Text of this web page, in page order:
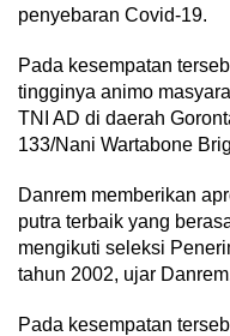
penyebaran Covid-19.
Pada kesempatan
tingginya animo
TNI AD di daerah
133/Nani Wartabone
Danrem memberikan
putra terbaik yang
mengikuti seleksi
tahun 2002, ujar
Pada kesempatan